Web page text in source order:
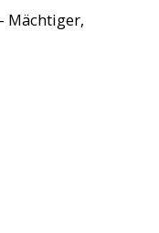
Mächtiger,